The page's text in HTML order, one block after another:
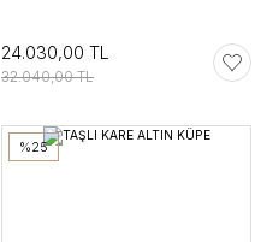
24.030,00 TL
32.040,00 TL
%25